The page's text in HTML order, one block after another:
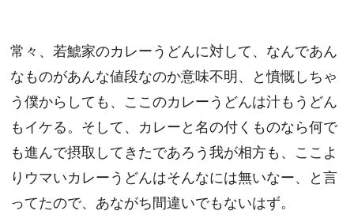
常々、若鯱家のカレーうどんに対して、なんであん
なものがあんな値段なのか意味不明、と憤慨しちゃ
う僕からしても、ここのカレーうどんは汁もうどん
もイケる。そして、カレーと名の付くものなら何で
も進んで摂取してきたであろう我が相方も、ここよ
りウマいカレーうどんはそんなには無いなー、と言
ってたので、あながち間違いでもないはず。